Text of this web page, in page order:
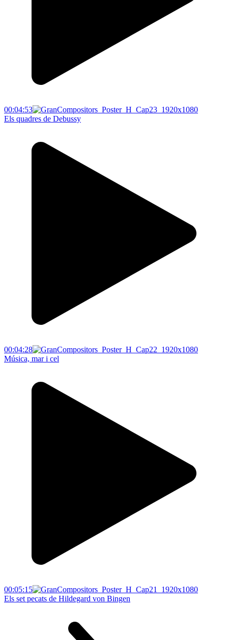
00:04:53
Els quadres de Debussy
00:04:28
Música, mar i cel
00:05:15
Els set pecats de Hildegard von Bingen